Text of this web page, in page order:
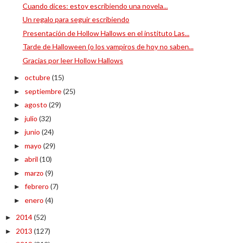
Cuando dices: estoy escribiendo una novela...
Un regalo para seguir escribiendo
Presentación de Hollow Hallows en el instituto Las...
Tarde de Halloween (o los vampiros de hoy no saben...
Gracias por leer Hollow Hallows
► octubre(15)
► septiembre(25)
► agosto (29)
► julio (32)
► junio (24)
► mayo (29)
► abril (10)
► marzo (9)
► febrero (7)
► enero (4)
► 2014(52)
► 2013 (127)